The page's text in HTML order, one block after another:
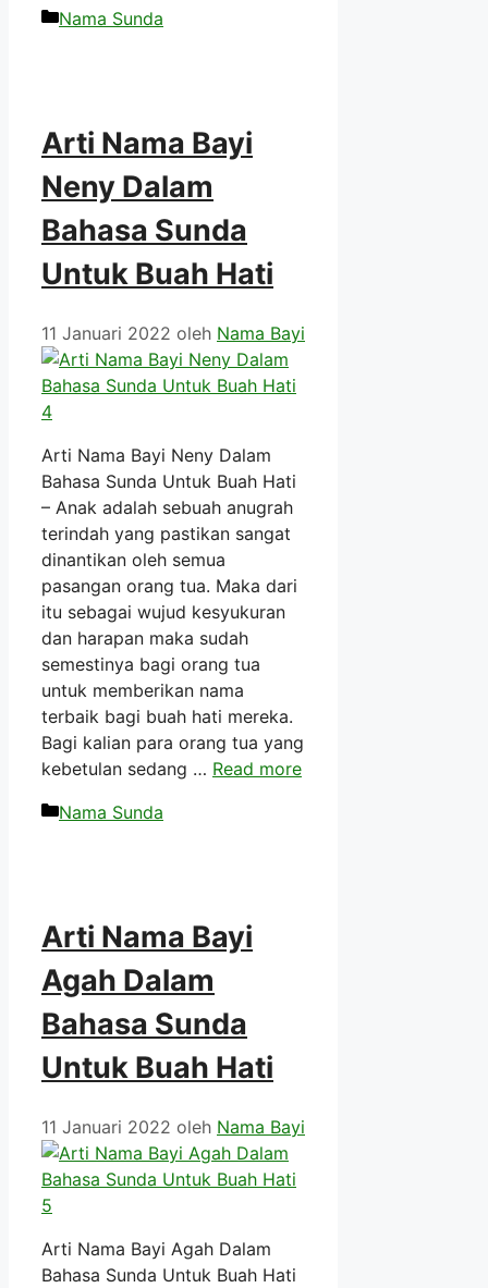
Kategori
Nama Sunda
Arti Nama Bayi
Neny Dalam
Bahasa Sunda
Untuk Buah Hati
11 Januari 2022 oleh Nama Bayi
Arti Nama Bayi Neny Dalam
Bahasa Sunda Untuk Buah Hati
– Anak adalah sebuah anugrah
terindah yang pastikan sangat
dinantikan oleh semua
pasangan orang tua. Maka dari
itu sebagai wujud kesyukuran
dan harapan maka sudah
semestinya bagi orang tua
untuk memberikan nama
terbaik bagi buah hati mereka.
Bagi kalian para orang tua yang
kebetulan sedang … Read more
Kategori
Nama Sunda
Arti Nama Bayi
Agah Dalam
Bahasa Sunda
Untuk Buah Hati
11 Januari 2022 oleh Nama Bayi
Arti Nama Bayi Agah Dalam
Bahasa Sunda Untuk Buah Hati